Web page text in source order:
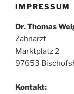
IMPRESSUM
Dr. Thomas
Zahnarzt
Marktplatz 2
97653
Kontakt: